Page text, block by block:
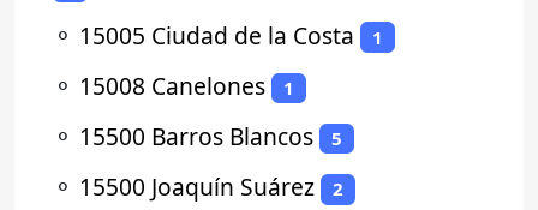
⚬ 15005 Ciudad de la Costa 1
⚬ 15008 Canelones 1
⚬ 15500 Barros Blancos 5
⚬ 15500 Joaquín Suárez 2